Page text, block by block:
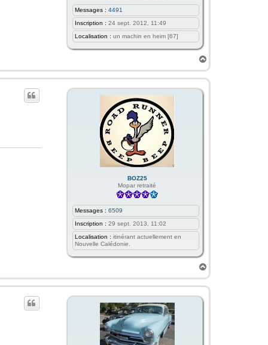
Messages : 4491
Inscription : 24 sept. 2012, 11:49
Localisation : un machin en heim [67]
a
t
BOZ25
Mopar retraité
Messages : 6509
Inscription : 29 sept. 2013, 11:02
Localisation : itinérant actuellement en
Nouvelle Calédonie.
a
t